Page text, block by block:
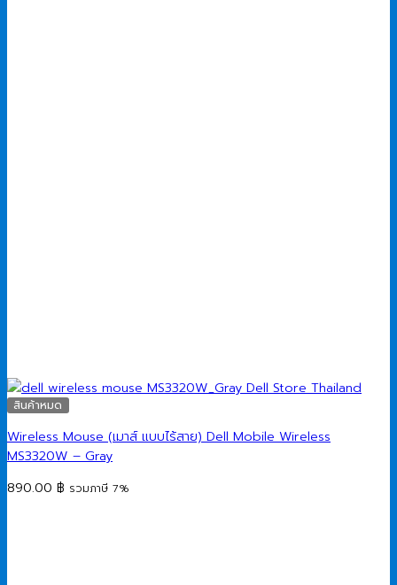
สินค้าหมด
Wireless Mouse (เมาส์ แบบไร้สาย) Dell Mobile Wireless
MS3320W – Gray
890.00 ฿ รวมภาษี 7%